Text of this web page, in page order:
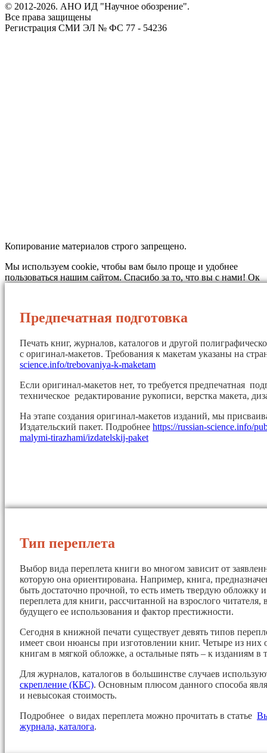
© 2012-2026. АНО ИД "Научное обозрение".
Все права защищены
Регистрация СМИ ЭЛ № ФС 77 - 54236
Копирование материалов строго запрещено.
Мы используем cookie, чтобы вам было проще и удобнее
пользоваться нашим сайтом. Спасибо за то, что вы с нами!Ок
Предпечатная подготовка
Печать книг, журналов, каталогов и другой
с оригинал-макетов. Требования к макетам указаны на
science.info/trebovaniya-k-maketam
Если оригинал-макетов нет, то требуется предпечатная
техническое редактирование рукописи, верстка макета,
На этапе создания оригинал-макетов изданий, мы
Издательский пакет. Подробнее https://russian-science.info/
malymi-tirazhami/izdatelskij-paket
Тип переплета
Выбор вида переплета книги во многом зависит от
которую она ориентирована. Например, книга,
быть достаточно прочной, то есть иметь твердую
переплета для книги, рассчитанной на взрослого читателя,
будущего ее использования и фактор престижности.
Сегодня в книжной печати существует девять типов
имеет свои нюансы при изготовлении книг. Четыре из них
книгам в мягкой обложке, а остальные пять – к изданиям в
Для журналов, каталогов в большинстве случаев
скрепление (КБС). Основным плюсом данного способа
и невысокая стоимость.
Подробнее о видах переплета можно прочитать в статье
журнала, каталога.